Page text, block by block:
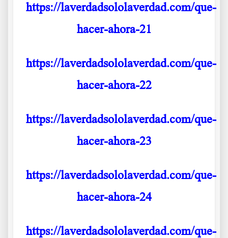
https://laverdadsololaverdad.com/que-
hacer-ahora-21
https://laverdadsololaverdad.com/que-
hacer-ahora-22
https://laverdadsololaverdad.com/que-
hacer-ahora-23
https://laverdadsololaverdad.com/que-
hacer-ahora-24
https://laverdadsololaverdad.com/que-